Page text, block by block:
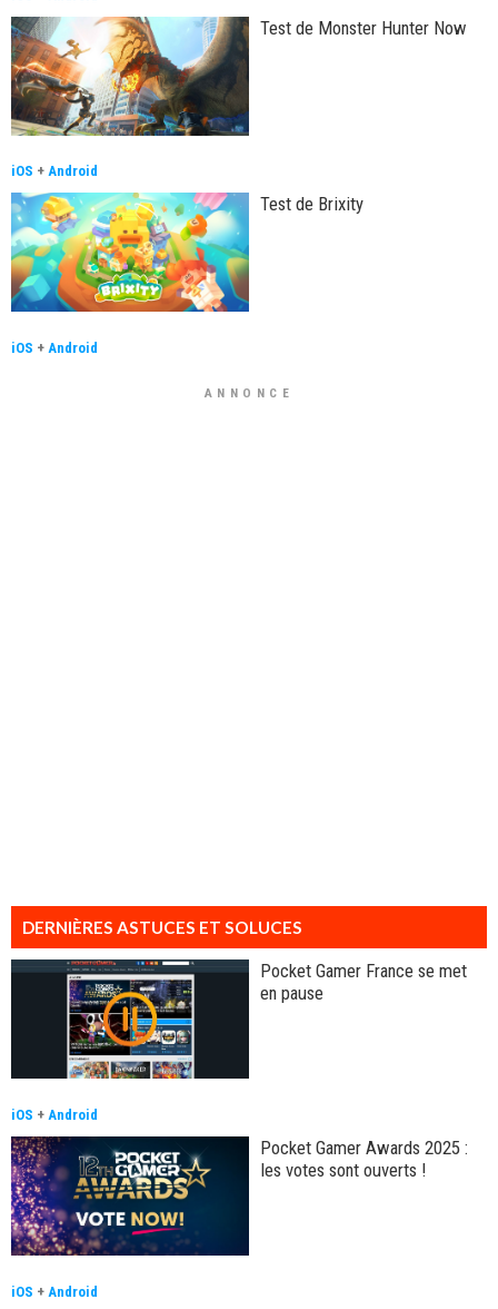
Test de Monster Hunter Now
iOS + Android
Test de Brixity
iOS + Android
ANNONCE
DERNIÈRES ASTUCES ET SOLUCES
Pocket Gamer France se met
en pause
iOS + Android
Pocket Gamer Awards 2025 :
les votes sont ouverts !
iOS + Android